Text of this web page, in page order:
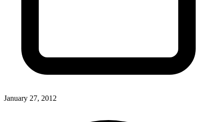
January 27, 2012